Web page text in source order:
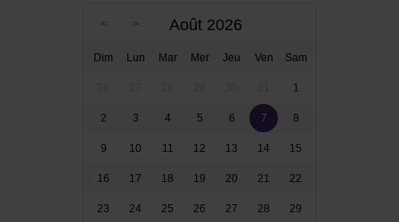
Août 2026
Dim Lun Mar Mer Jeu Ven Sam
1
2 3 4 5 6 7 8
9 10 11 12 13 14 15
16 17 18 19 20 21 22
23 24 25 26 27 28 29